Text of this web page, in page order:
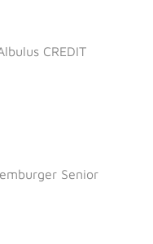
CREDIT
Senior